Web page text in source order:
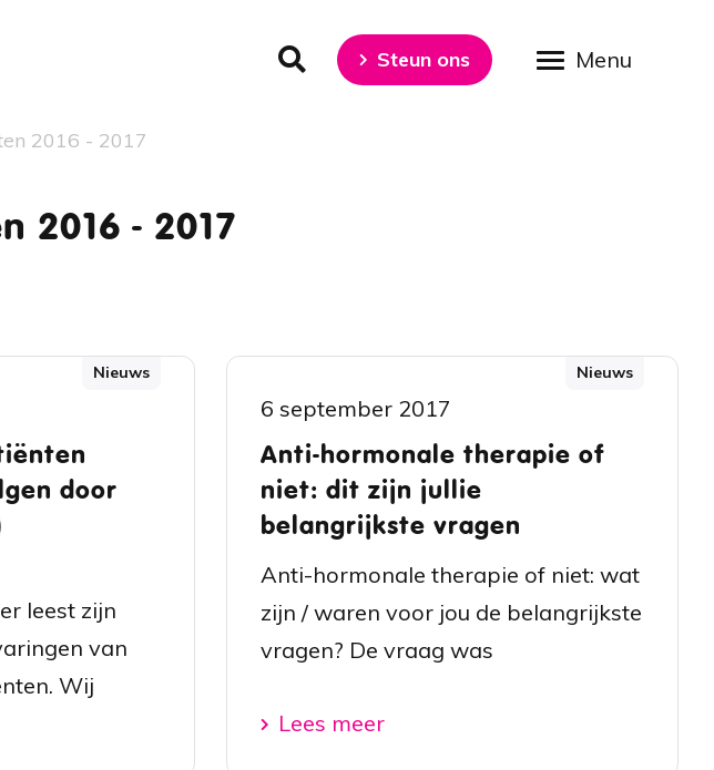
Steun ons
2016 - 2017
2016 - 2017
Nieuws
door
leest zijn
van
Wij
Nieuws
6 september 2017
Anti-hormonale therapie of
niet: dit zijn jullie
belangrijkste vragen
Anti-hormonale therapie of niet: wat
zijn / waren voor jou de belangrijkste
vragen? De vraag was
Lees meer